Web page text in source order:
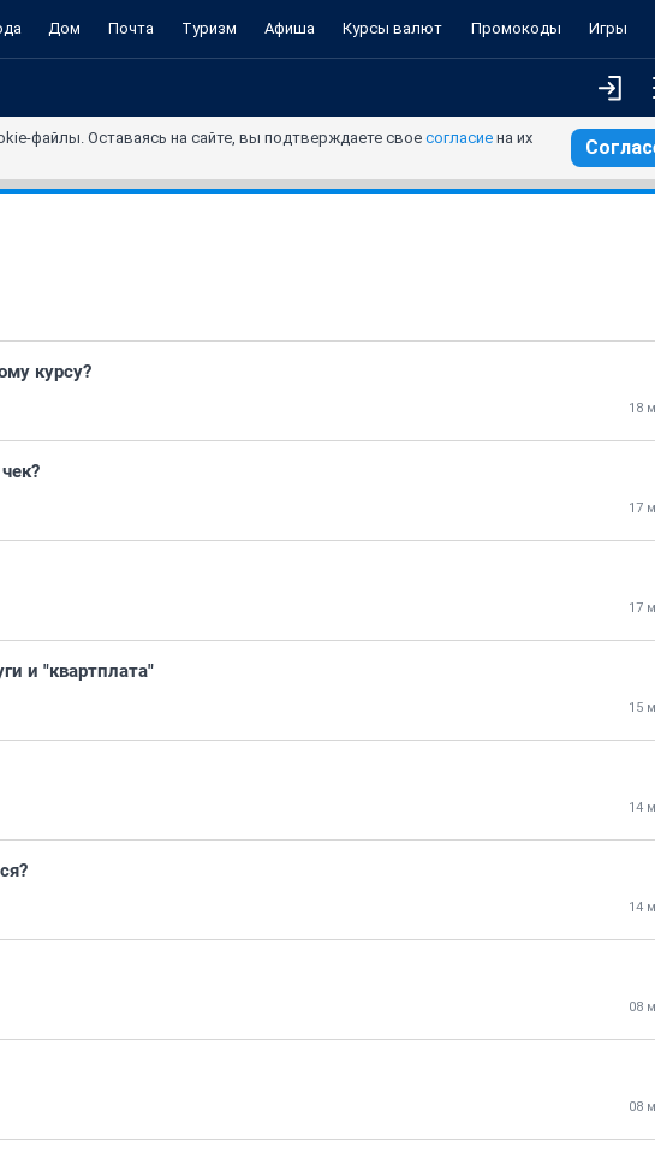
Дом Почта Туризм Афиша Курсы валют Промокоды Игры
файлы. Оставаясь на сайте, вы подтверждаете свое согласие на их
курсу?
18
17
17
и "квартплата"
15
14
14
08
08